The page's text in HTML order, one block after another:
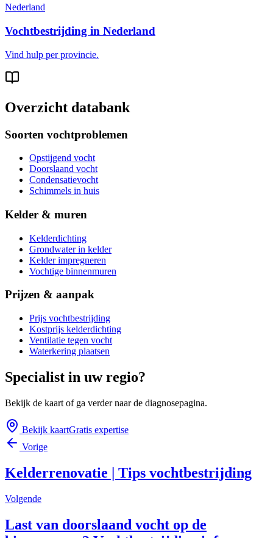
Nederland
Vochtbestrijding in Nederland
Vind hulp per provincie.
Overzicht databank
Soorten vochtproblemen
Opstijgend vocht
Doorslaand vocht
Condensatievocht
Schimmels in huis
Kelder & muren
Kelderdichting
Grondwater in kelder
Kelder impregneren
Vochtige binnenmuren
Prijzen & aanpak
Prijs vochtbestrijding
Kostprijs kelderdichting
Ventilatie tegen vocht
Waterkering plaatsen
Specialist in uw regio?
Bekijk de kaart of ga verder naar de diagnosepagina.
Bekijk kaartGratis expertise
Vorige
Kelderrenovatie | Tips vochtbestrijding
Volgende
Last van doorslaand vocht op de